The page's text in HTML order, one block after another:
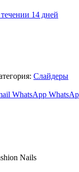
14 дней
Слайдеры
WhatsApp
Nails